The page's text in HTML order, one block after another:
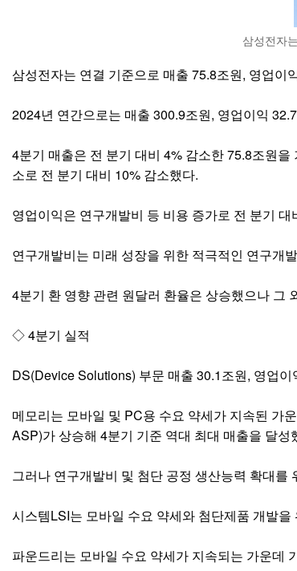
삼성전자
삼성전자는 연결 기준으로 매출 75.8조원, 영업이
2024년 연간으로는 매출 300.9조원, 영업이익
4분기 매출은 전 분기 대비 4% 감소한 75.8조원
소로 전 분기 대비 10% 감소했다.
영업이익은 연구개발비 등 비용 증가로 전 분기
연구개발비는 미래 성장을 위한 적극적인 연구개
4분기 환 영향 관련 원달러 환율은 상승했으나 그
◇ 4분기 실적
DS(Device Solutions) 부문 매출 30.1조원, 영업이
메모리는 모바일 및 PC용 수요 약세가 지속된 가
ASP)가 상승해 4분기 기준 역대 최대 매출을 달성
그러나 연구개발비 및 첨단 공정 생산능력 확대
시스템LSI는 모바일 수요 약세와 첨단제품 개발
파운드리는 모바일 수요 약세가 지속되는 가운데